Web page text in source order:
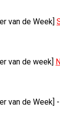
van de Week]
van de week]
van de Week] -